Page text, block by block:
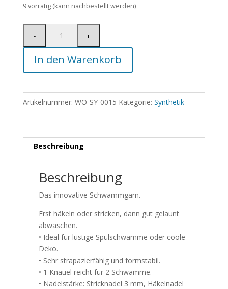
9 vorrätig (kann nachbestellt werden)
In den Warenkorb
Artikelnummer: WO-SY-0015 Kategorie: Synthetik
Beschreibung
Beschreibung
Das innovative Schwammgarn.
Erst häkeln oder stricken, dann gut gelaunt
abwaschen.
• Ideal für lustige Spülschwämme oder coole
Deko.
• Sehr strapazierfähig und formstabil.
• 1 Knäuel reicht für 2 Schwämme.
• Nadelstärke: Stricknadel 3 mm, Häkelnadel